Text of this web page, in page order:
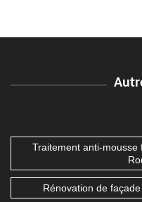
Traitement anti-mousse
Rénovation de